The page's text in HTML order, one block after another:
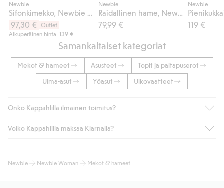
Newbie
97,30 €
Outlet
Alkuperäinen hinta: 139 €
Newbie
79,99 €
Newbie
119 €
Samankaltaiset kategoriat
Mekot & hameet Asusteet
Topit ja paitapuserot
Uima-asut
Yöasut Ulkovaatteet
Onko Kappahlilla ilmainen toimitus?
Jos olet Kappahl Clubin jäsen, saat aina ilmaisen toimituksen
kotiinkuljetusta). Toimituskulut poistuvat automaattisesti, kun
Voiko Kappahlilla maksaa Klarnalla?
maksutavat, kuten laskun, sekä muita maksuvaihtoehtoja.
Newbie Newbie Woman Mekot & hameet